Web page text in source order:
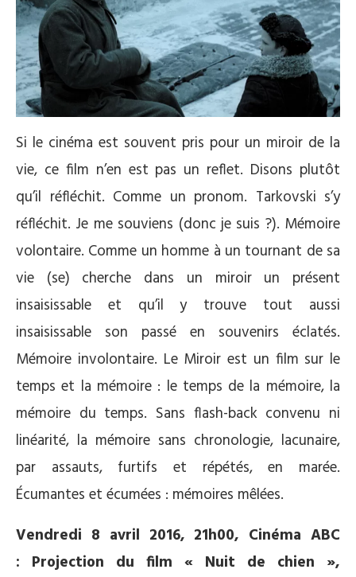
Si le cinéma est souvent pris pour un miroir de la
vie, ce film n’en est pas un reflet. Disons plutôt
qu’il réfléchit. Comme un pronom. Tarkovski s’y
réfléchit. Je me souviens (donc je suis ?). Mémoire
volontaire. Comme un homme à un tournant de sa
vie (se) cherche dans un miroir un présent
insaisissable et qu’il y trouve tout aussi
insaisissable son passé en souvenirs éclatés.
Mémoire involontaire. Le Miroir est un film sur le
temps et la mémoire : le temps de la mémoire, la
mémoire du temps. Sans flash-back convenu ni
linéarité, la mémoire sans chronologie, lacunaire,
par assauts, furtifs et répétés, en marée.
Écumantes et écumées : mémoires mêlées.
Vendredi 8 avril 2016, 21h00, Cinéma ABC
: Projection du film « Nuit de chien »,